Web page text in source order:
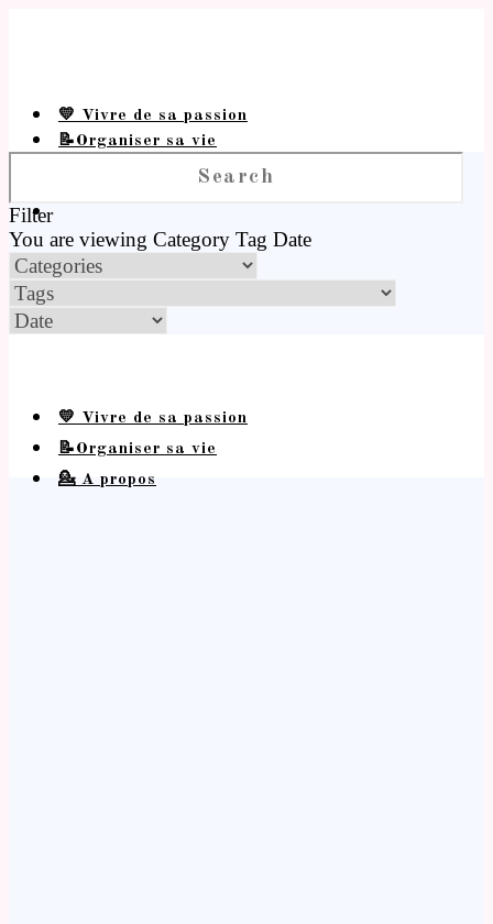
💛 Vivre de sa passion
📝Organiser sa vie
Filter
You are viewing Category Tag Date
💛 Vivre de sa passion
📝Organiser sa vie
💁 A propos